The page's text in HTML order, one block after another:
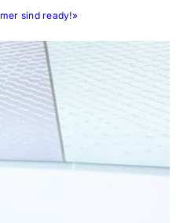
sind ready!»